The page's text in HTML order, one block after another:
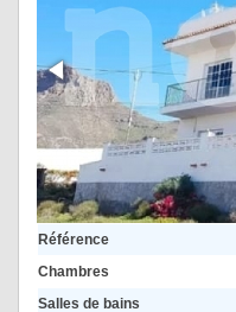
Référence
Chambres
Salles de bains